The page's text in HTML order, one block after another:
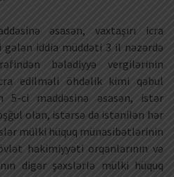
əsasən, vaxtaşırı icra
iddia müddəti 3 il nəzərdə
bələdiyyə vergilərinin
edilməli öhdəlik kimi qəbul
5-ci maddəsinə əsasən, istər
olan, istərsə də istənilən hər
mülki hüquq münasibətlərinin
hakimiyyəti orqanlarının və
digər şəxslərlə mülki hüquq